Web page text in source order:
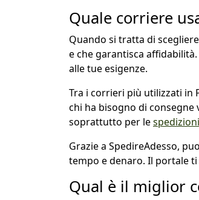
Quale corriere
Quando si tratta di
e che garantisca affidabilità.
alle tue esigenze.
Tra i corrieri più utilizzati in
chi ha bisogno di
soprattutto per le
Grazie a SpedireAdesso,
tempo e denaro. Il portale
Qual è il miglior